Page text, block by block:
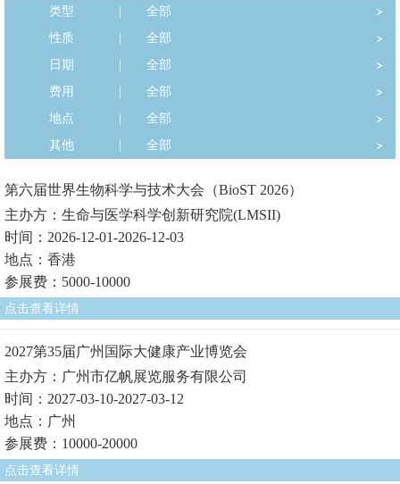
类型
全部
性质
全部
日期
全部
费用
全部
地点
全部
其他
全部
第六届世界生物科学与技术大会（BioST 2026）
主办方：生命与医学科学创新研究院(LMSII)
时间：2026-12-01-2026-12-03
地点：香港
参展费：5000-10000
点击查看详情
2027第35届广州国际大健康产业博览会
主办方：广州市亿帆展览服务有限公司
时间：2027-03-10-2027-03-12
地点：广州
参展费：10000-20000
点击查看详情